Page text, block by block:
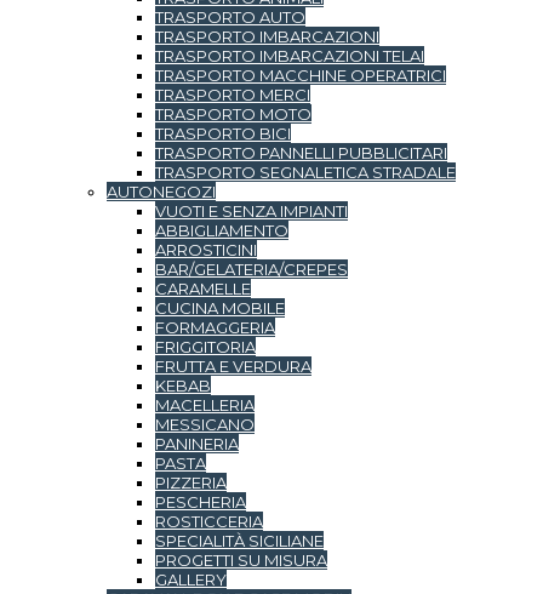
TRASPORTO AUTO
TRASPORTO IMBARCAZIONI
TRASPORTO IMBARCAZIONI TELAI
TRASPORTO MACCHINE OPERATRICI
TRASPORTO MERCI
TRASPORTO MOTO
TRASPORTO BICI
TRASPORTO PANNELLI PUBBLICITARI
TRASPORTO SEGNALETICA STRADALE
AUTONEGOZI
VUOTI E SENZA IMPIANTI
ABBIGLIAMENTO
ARROSTICINI
BAR/GELATERIA/CREPES
CARAMELLE
CUCINA MOBILE
FORMAGGERIA
FRIGGITORIA
FRUTTA E VERDURA
KEBAB
MACELLERIA
MESSICANO
PANINERIA
PASTA
PIZZERIA
PESCHERIA
ROSTICCERIA
SPECIALITÀ SICILIANE
PROGETTI SU MISURA
GALLERY